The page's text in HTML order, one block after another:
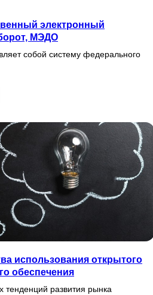
электронный
МЭДО
собой систему федерального
использования открытого
обеспечения
тенденций развития рынка